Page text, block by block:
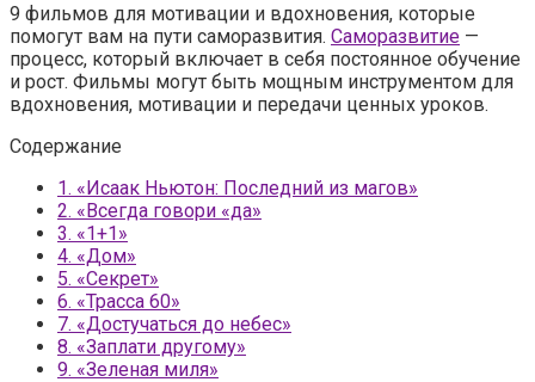
9 фильмов для мотивации и вдохновения, которые
помогут вам на пути саморазвития. Саморазвитие —
процесс, который включает в себя постоянное обучение
и рост. Фильмы могут быть мощным инструментом для
вдохновения, мотивации и передачи ценных уроков.
Содержание
1. «Исаак Ньютон: Последний из магов»
2. «Всегда говори «да»
3. «1+1»
4. «Дом»
5. «Секрет»
6. «Трасса 60»
7. «Достучаться до небес»
8. «Заплати другому»
9. «Зеленая миля»